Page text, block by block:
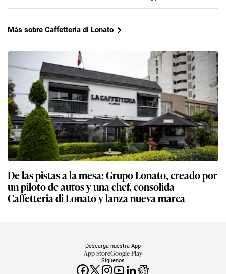
Más sobre Caffetteria di Lonato
De las pistas a la mesa: Grupo Lonato, creado por
un piloto de autos y una chef, consolida
Caffetteria di Lonato y lanza nueva marca
Síguenos
Descarga nuestra App
App StoreGoogle Play